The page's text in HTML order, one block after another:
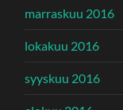
marraskuu 2016
lokakuu 2016
syyskuu 2016